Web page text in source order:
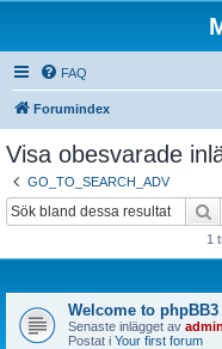
FAQ
Forumindex
Visa obesvarade
GO_TO_SEARCH_ADV
1
Welcome to phpBB3
Senaste inlägget av admin
Postat i Your first forum